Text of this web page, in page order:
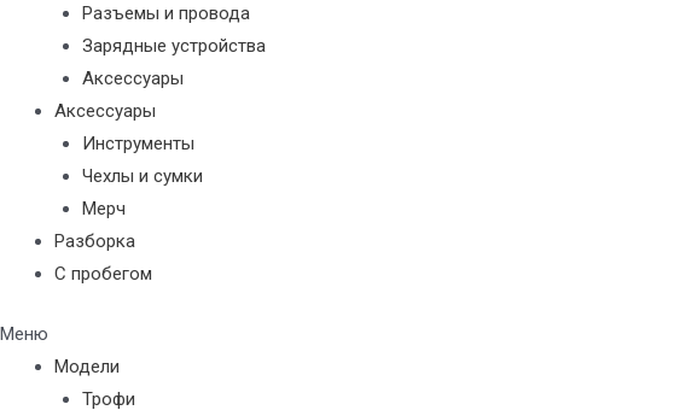
Разъемы и провода
Зарядные устройства
Аксессуары
Аксессуары
Инструменты
Чехлы и сумки
Мерч
Разборка
С пробегом
Меню
Модели
Трофи